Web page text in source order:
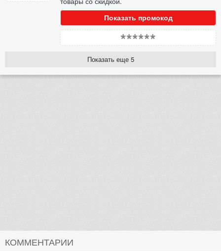
Показать промокод
******
Показать еще 5
КОММЕНТАРИИ